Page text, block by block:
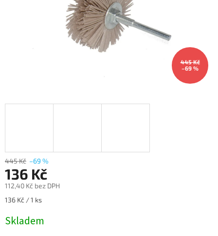
445 Kč
–69 %
445 Kč –69 %
136 Kč
112,40 Kč bez DPH
Měrná
136 Kč / 1 ks
Skladem